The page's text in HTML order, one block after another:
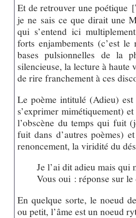
Et de retrouver une poétique [
je ne sais ce que dirait une
qui s’entend ici
forts enjambements (c’est
bases pulsionnelles de la
silencieuse, la lecture à
de rire franchement à ces
Le poème intitulé (Adieu)
s’exprimer mimétiquement)
l’obscène du temps qui fuit
fuit dans d’autres poèmes)
renoncement, la viridité du
Je l’ai dit adieu mais qui
Vous oui : réponse sur
En quelque sorte, le noeud
ou petit, l’âme est un noeud